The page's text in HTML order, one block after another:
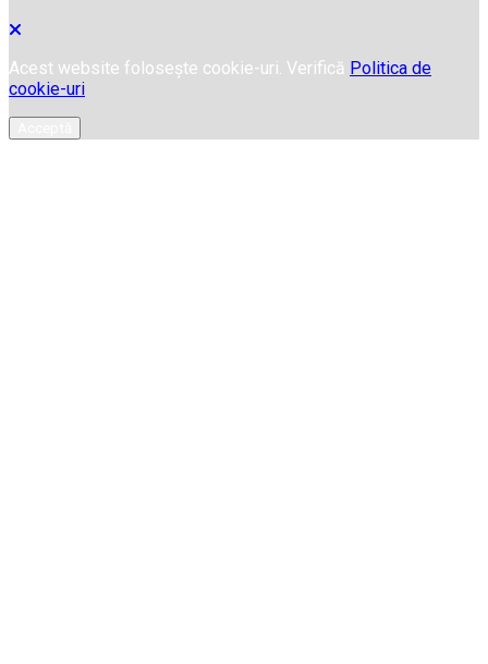
Acest website folosește cookie-uri. Verifică Politica de
cookie-uri